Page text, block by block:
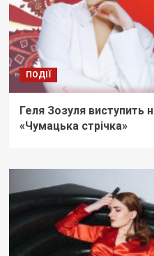
ПОДІЇ
Геля Зозуля виступить
«Чумацька стрічка»